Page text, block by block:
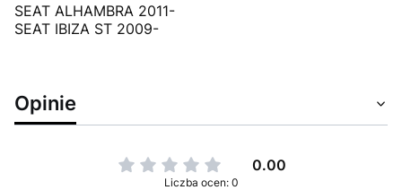
SEAT ALHAMBRA 2011-
SEAT IBIZA ST 2009-
Opinie
0.00
Liczba ocen: 0